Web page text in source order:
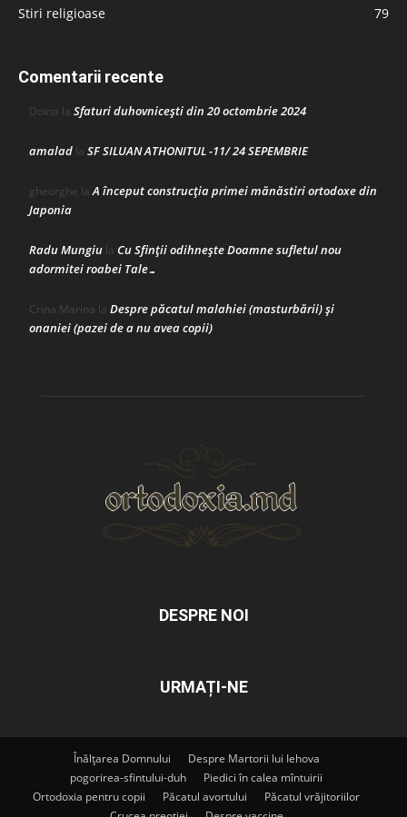
Stiri religioase
79
Comentarii recente
Doina la Sfaturi duhovnicești din 20 octombrie 2024
amalad la SF SILUAN ATHONITUL -11/ 24 SEPEMBRIE
gheorghe laA început construcţia primei mănăstiri ortodoxe din
Japonia
Radu Mungiu la Cu Sfinții odihnește Doamne sufletul nou
adormitei roabei Tale…
Crina Marina la Despre păcatul malahiei (masturbării) şi
onaniei (pazei de a nu avea copii)
DESPRE NOI
URMAȚI-NE
Înălțarea Domnului
Despre Martorii lui Iehova
pogorirea-sfintului-duh
Piedici în calea mîntuirii
Ortodoxia pentru copii
Păcatul avortului
Păcatul vrăjitoriilor